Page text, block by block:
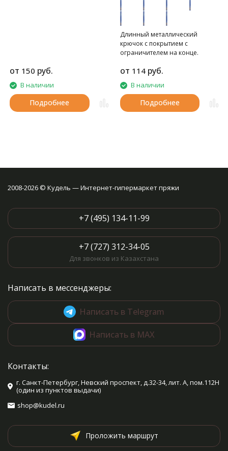
от 150 руб.
В наличии
Подробнее
Длинный металлический
крючок с покрытием с
ограничителем на конце.
от 114 руб.
В наличии
Подробнее
2008-2026 © Кудель — Интернет-гипермаркет пряжи
+7 (495) 134-11-99
+7 (727) 312-34-05
Для звонков из Казахстана
Написать в мессенджеры:
Написать в Telegram
Написать в MAX
Контакты:
г. Санкт-Петербург, Невский проспект, д.32-34, лит. А, пом.112Н
(один из пунктов выдачи)
shop@kudel.ru
Проложить маршрут